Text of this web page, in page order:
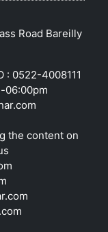
Road Bareilly
: 0522-4008111
06:00pm
the content on